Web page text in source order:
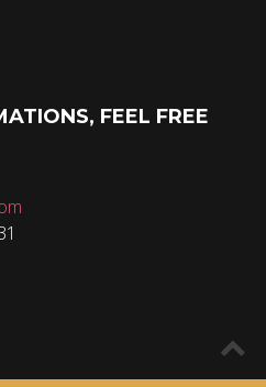
FEEL FREE